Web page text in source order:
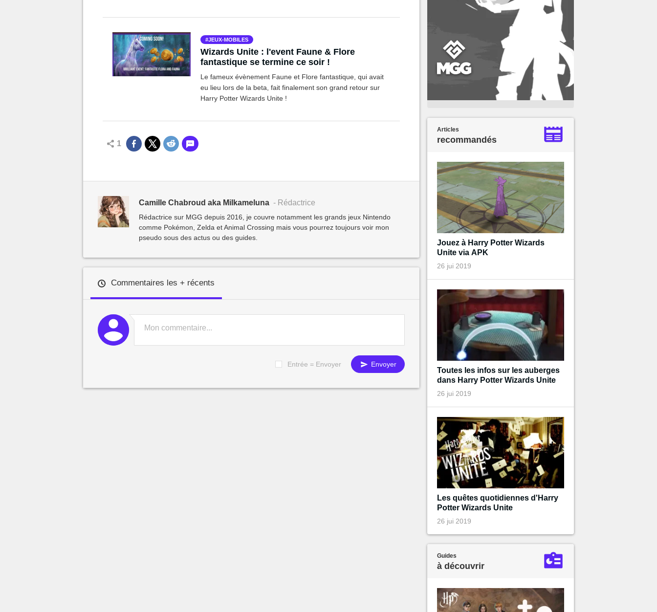
JEUX-MOBILES
Wizards Unite : l'event Faune & Flore
fantastique se termine ce soir !
Le fameux évènement Faune et Flore fantastique, qui avait
eu lieu lors de la beta, fait finalement son grand retour sur
Harry Potter Wizards Unite !
1
Camille Chabroud aka Milkameluna - Rédactrice
Rédactrice sur MGG depuis 2016, je couvre notamment les grands jeux Nintendo
comme Pokémon, Zelda et Animal Crossing mais vous pourrez toujours voir mon
pseudo sous des actus ou des guides.
Commentaires les + récents
Entrée = Envoyer Envoyer
Articles
recommandés
Jouez à Harry Potter Wizards
Unite via APK
26 jui 2019
Toutes les infos sur les auberges
dans Harry Potter Wizards Unite
26 jui 2019
Les quêtes quotidiennes d'Harry
Potter Wizards Unite
26 jui 2019
Guides
à découvrir